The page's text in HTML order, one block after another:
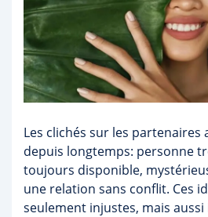
Les clichés sur les partenaires
depuis longtemps: personne
toujours disponible,
une relation sans conflit. Ces
seulement injustes, mais